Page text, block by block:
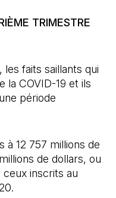
TRIMESTRE
les faits saillants qui
la COVID-19 et ils
période
à 12 757 millions de
de dollars, ou
inscrits au